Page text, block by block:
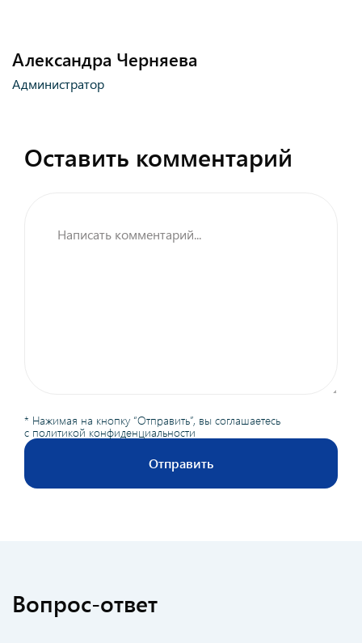
Александра Черняева
Администратор
Оставить комментарий
Отправить
* Нажимая на кнопку “Отправить”, вы соглашаетесь
с политикой конфиденциальности
Вопрос-ответ